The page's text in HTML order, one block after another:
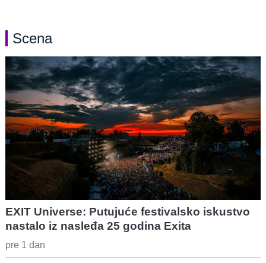
Scena
EXIT Universe: Putujuće festivalsko iskustvo
nastalo iz nasleđa 25 godina Exita
pre 1 dan